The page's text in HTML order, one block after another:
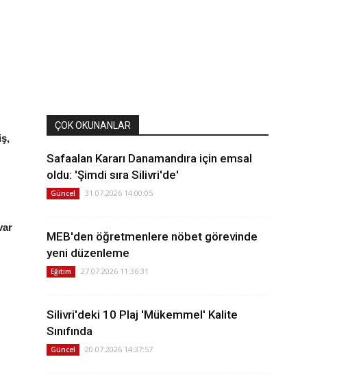
ÇOK OKUNANLAR
Safaalan Kararı Danamandıra için emsal
oldu: 'Şimdi sıra Silivri'de'
Güncel 31.07.2026 14:00:05
MEB'den öğretmenlere nöbet görevinde
yeni düzenleme
Eğitim 27.07.2026 11:36:31
Silivri'deki 10 Plaj 'Mükemmel' Kalite
Sınıfında
Güncel 20.07.2026 14:37:57